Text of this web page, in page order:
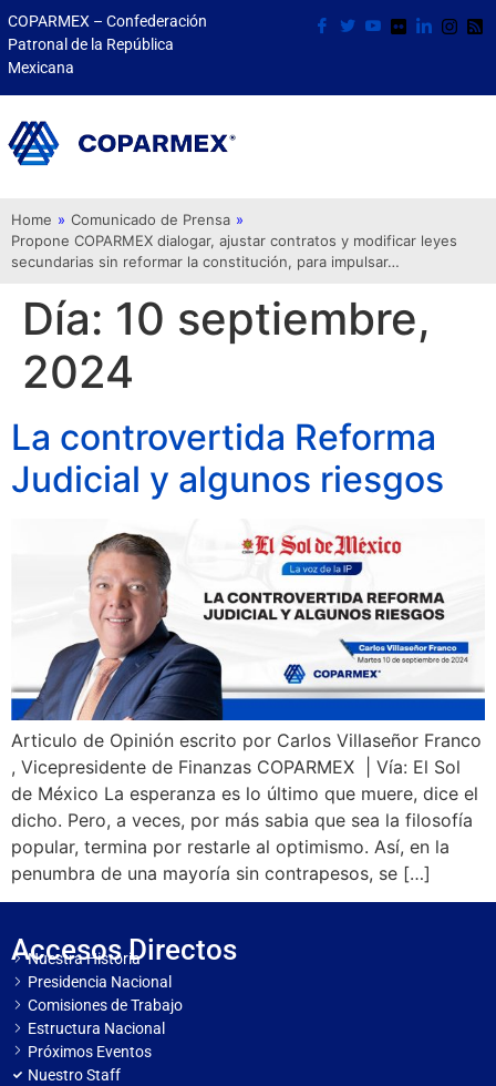
COPARMEX – Confederación
Patronal de la República
Mexicana
Home » Comunicado de Prensa »
Propone COPARMEX dialogar, ajustar contratos y modificar leyes
secundarias sin reformar la constitución, para impulsar…
Día: 10 septiembre,
2024
La controvertida Reforma
Judicial y algunos riesgos
Articulo de Opinión escrito por Carlos Villaseñor Franco
, Vicepresidente de Finanzas COPARMEX | Vía: El Sol
de México La esperanza es lo último que muere, dice el
dicho. Pero, a veces, por más sabia que sea la filosofía
popular, termina por restarle al optimismo. Así, en la
penumbra de una mayoría sin contrapesos, se […]
Accesos Directos
Nuestra Historia
Presidencia Nacional
Comisiones de Trabajo
Estructura Nacional
Próximos Eventos
Nuestro Staff